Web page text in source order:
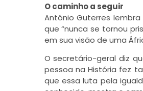
O caminho a seguir
António Guterres
que “nunca se tornou
em sua visão de uma
O secretário-geral diz
pessoa na História fez
que essa luta pela